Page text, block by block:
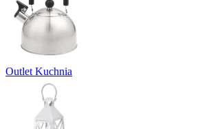
Outlet Kuchnia